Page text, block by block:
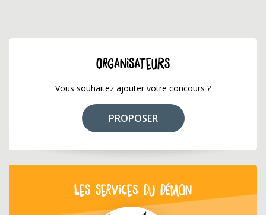
ORGANISATEURS
Vous souhaitez ajouter votre concours ?
PROPOSER
LES SERVICES DU DÉMON